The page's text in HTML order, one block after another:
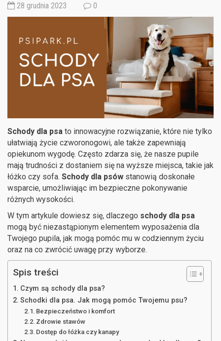
28 grudnia 2023 0
Schody dla psa to innowacyjne rozwiązanie, które nie tylko
ułatwiają życie czworonogowi, ale także zapewniają
opiekunom wygodę. Często zdarza się, że nasze pupile
mają trudności z dostaniem się na wyższe miejsca, takie jak
łóżko czy sofa. Schody dla psów stanowią doskonałe
wsparcie, umożliwiając im bezpieczne pokonywanie
różnych wysokości.
W tym artykule dowiesz się, dlaczego schody dla psa
mogą być niezastąpionym elementem wyposażenia dla
Twojego pupila, jak mogą pomóc mu w codziennym życiu
oraz na co zwrócić uwagę przy wyborze.
Spis treści
Czym są schody dla psa?
Schodki dla psa. Jak mogą pomóc Twojemu psu?
Bezpieczeństwo i komfort
Zdrowie stawów
Dostęp do łóżka czy kanapy